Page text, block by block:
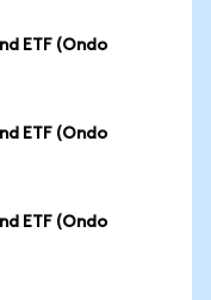
ETF (Ondo
ETF (Ondo
ETF (Ondo